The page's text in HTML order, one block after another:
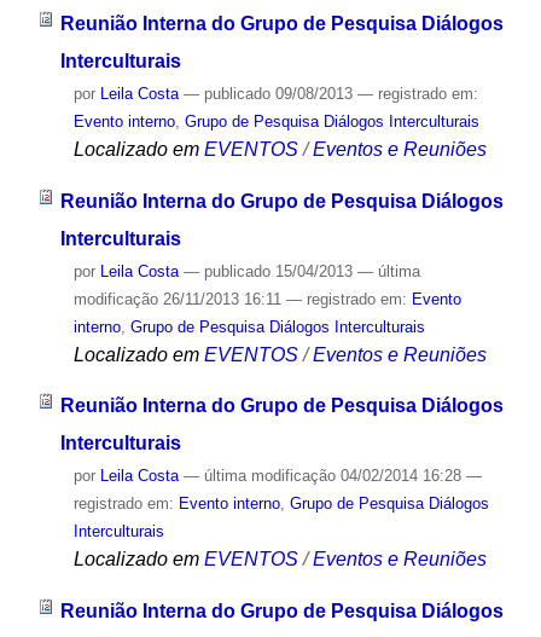
Reunião Interna do Grupo de Pesquisa Diálogos
Interculturais
por Leila Costa — publicado09/08/2013 — registrado em:
Evento interno, Grupo de Pesquisa Diálogos Interculturais
Localizado em EVENTOS /Eventos e Reuniões
Reunião Interna do Grupo de Pesquisa Diálogos
Interculturais
por Leila Costa — publicado15/04/2013 — última
modificação26/11/2013 16:11 — registrado em: Evento
interno, Grupo de Pesquisa Diálogos Interculturais
Localizado em EVENTOS /Eventos e Reuniões
Reunião Interna do Grupo de Pesquisa Diálogos
Interculturais
por Leila Costa — última modificação04/02/2014 16:28 —
registrado em: Evento interno, Grupo de Pesquisa Diálogos
Interculturais
Localizado em EVENTOS /Eventos e Reuniões
Reunião Interna do Grupo de Pesquisa Diálogos